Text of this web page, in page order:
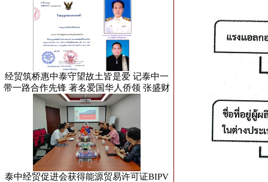
经贸筑桥惠中泰守望故土皆是爱 记泰中一
带一路合作先锋 著名爱国华人侨领 张盛财
泰中经贸促进会获得能源贸易许可证BIPV